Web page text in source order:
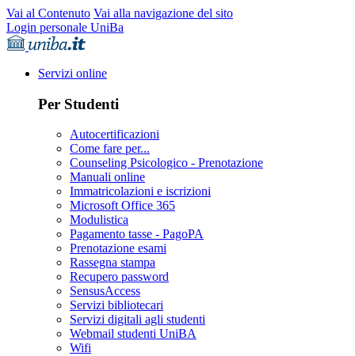
Vai al Contenuto Vai alla navigazione del sito
Login personale UniBa
Servizi online
Per Studenti
Autocertificazioni
Come fare per...
Counseling Psicologico - Prenotazione
Manuali online
Immatricolazioni e iscrizioni
Microsoft Office 365
Modulistica
Pagamento tasse - PagoPA
Prenotazione esami
Rassegna stampa
Recupero password
SensusAccess
Servizi bibliotecari
Servizi digitali agli studenti
Webmail studenti UniBA
Wifi